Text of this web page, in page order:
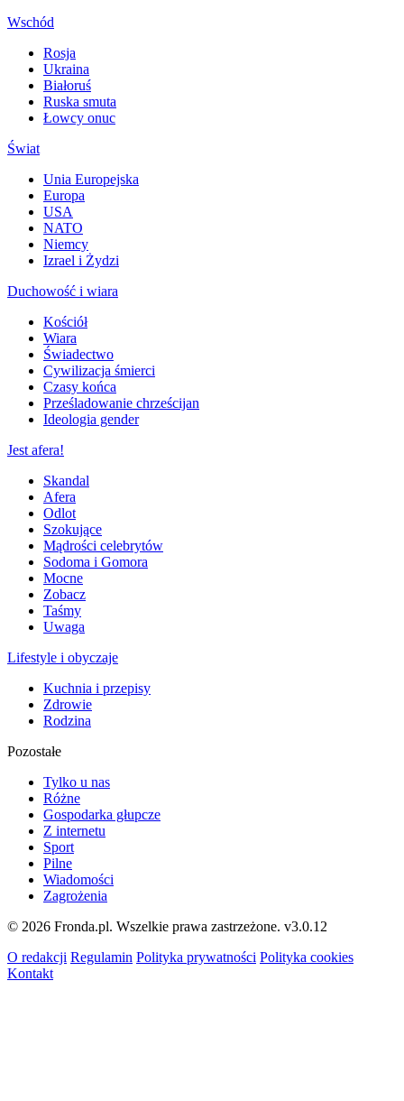
Wschód
Rosja
Ukraina
Białoruś
Ruska smuta
Łowcy onuc
Świat
Unia Europejska
Europa
USA
NATO
Niemcy
Izrael i Żydzi
Duchowość i wiara
Kościół
Wiara
Świadectwo
Cywilizacja śmierci
Czasy końca
Prześladowanie chrześcijan
Ideologia gender
Jest afera!
Skandal
Afera
Odlot
Szokujące
Mądrości celebrytów
Sodoma i Gomora
Mocne
Zobacz
Taśmy
Uwaga
Lifestyle i obyczaje
Kuchnia i przepisy
Zdrowie
Rodzina
Pozostałe
Tylko u nas
Różne
Gospodarka głupcze
Z internetu
Sport
Pilne
Wiadomości
Zagrożenia
© 2026 Fronda.pl. Wszelkie prawa zastrzeżone. v3.0.12
O redakcji Regulamin Polityka prywatności Polityka cookies
Kontakt